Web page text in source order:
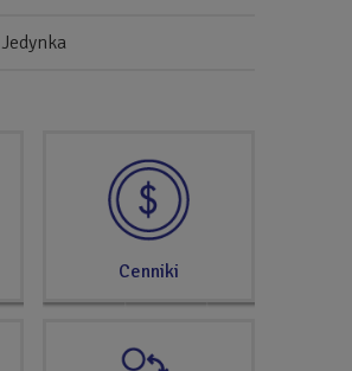
Cenniki